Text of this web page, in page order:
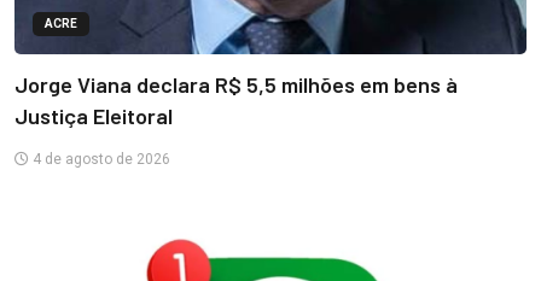
ACRE
Jorge Viana declara R$ 5,5 milhões em bens à
Justiça Eleitoral
4 de agosto de 2026